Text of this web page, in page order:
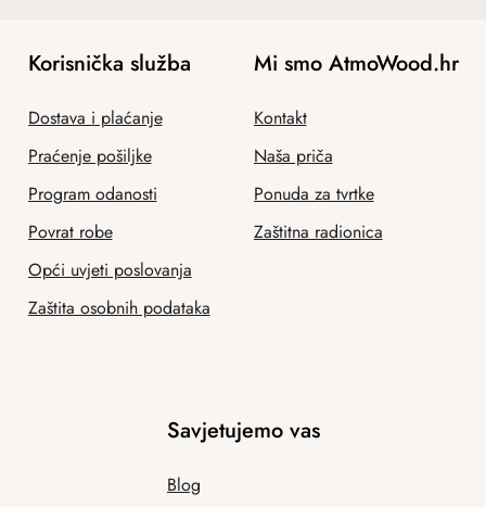
Korisnička služba
Dostava i plaćanje
Praćenje pošiljke
Program odanosti
Povrat robe
Opći uvjeti poslovanja
Zaštita osobnih podataka
Mi smo AtmoWood.hr
Kontakt
Naša priča
Ponuda za tvrtke
Zaštitna radionica
Savjetujemo vas
Blog